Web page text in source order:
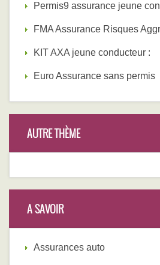
Permis9 assurance jeune
FMA Assurance Risques
KIT AXA jeune conducteur :
Euro Assurance sans permis
AUTRE THÈME
A SAVOIR
Assurances auto